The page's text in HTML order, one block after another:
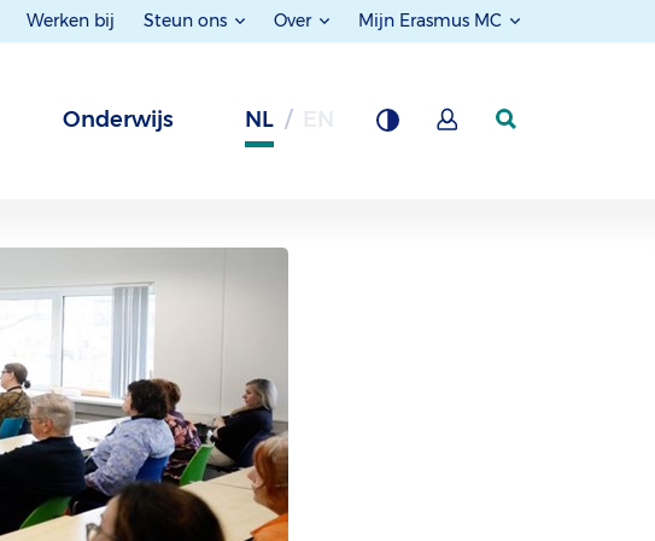
Werken bij Steun ons Over Mijn Erasmus MC
Onderwijs NL